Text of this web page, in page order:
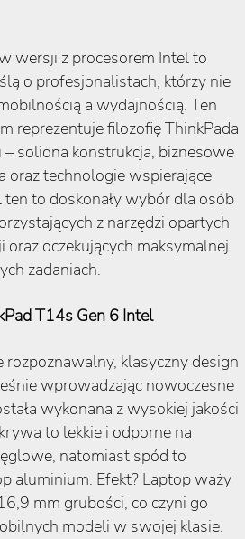
wersji z procesorem Intel to
o profesjonalistach, którzy nie
a wydajnością. Ten
reprezentuje filozofię ThinkPada
solidna konstrukcja, biznesowe
oraz technologie wspierające
to doskonały wybór dla osób
z narzędzi opartych
oraz oczekujących maksymalnej
zadaniach.
T14s Gen 6 Intel
rozpoznawalny, klasyczny design
wprowadzając nowoczesne
wykonana z wysokiej jakości
to lekkie i odporne na
natomiast spód to
aluminium. Efekt? Laptop waży
mm grubości, co czyni go
modeli w swojej klasie.